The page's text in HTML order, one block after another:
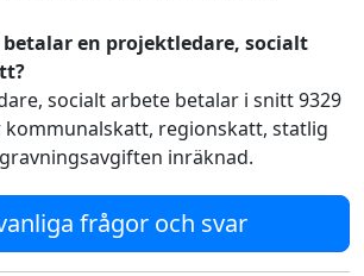
en projektledare, socialt
socialt arbete betalar i snitt 9329
kommunalskatt, regionskatt, statlig
inräknad.
frågor och svar